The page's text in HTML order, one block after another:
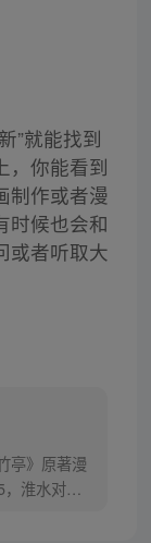
”就能找到
，你能看到
制作或者漫
时候也会和
或者听取大
亭》原著漫
淮水对应